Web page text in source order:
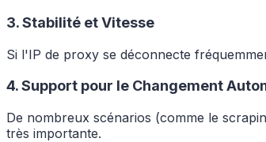
3. Stabilité et Vitesse
Si l'IP de proxy se déconnecte
4. Support pour le Changement
De nombreux scénarios (comme le
très importante.